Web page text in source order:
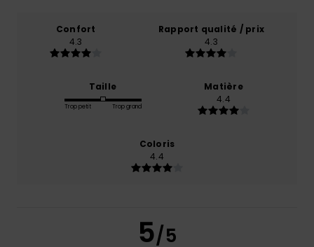
Confort
4.3
Rapport qualité / prix
4.3
Taille
Trop petit Trop grand
Matière
4.4
Coloris
4.4
5/5